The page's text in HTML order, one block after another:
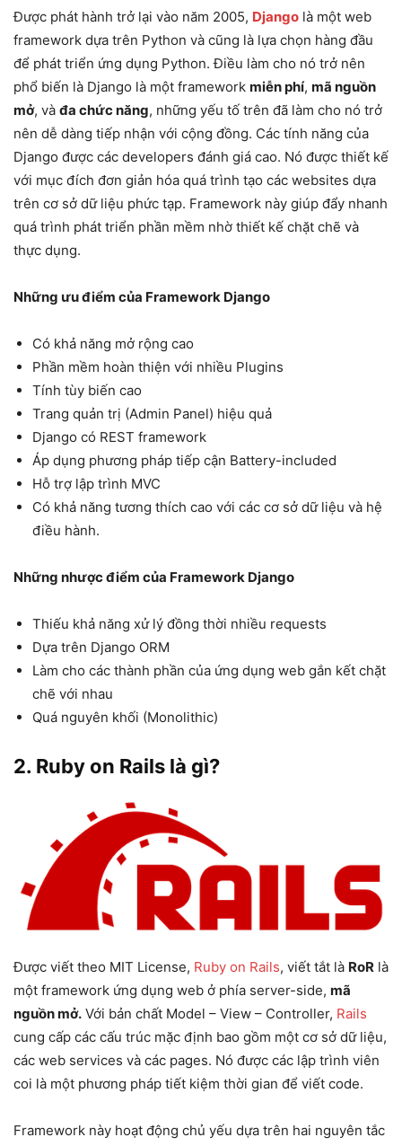
Được phát hành trở lại vào năm 2005, Django là một web
framework dựa trên Python và cũng là lựa chọn hàng đầu
để phát triển ứng dụng Python. Điều làm cho nó trở nên
phổ biến là Django là một framework miễn phí, mã nguồn
mở, và đa chức năng, những yếu tố trên đã làm cho nó trở
nên dễ dàng tiếp nhận với cộng đồng. Các tính năng của
Django được các developers đánh giá cao. Nó được thiết kế
với mục đích đơn giản hóa quá trình tạo các websites dựa
trên cơ sở dữ liệu phức tạp. Framework này giúp đẩy nhanh
quá trình phát triển phần mềm nhờ thiết kế chặt chẽ và
thực dụng.
Những ưu điểm của Framework Django
Có khả năng mở rộng cao
Phần mềm hoàn thiện với nhiều Plugins
Tính tùy biến cao
Trang quản trị (Admin Panel) hiệu quả
Django có REST framework
Áp dụng phương pháp tiếp cận Battery-included
Hỗ trợ lập trình MVC
Có khả năng tương thích cao với các cơ sở dữ liệu và hệ
điều hành.
Những nhược điểm của Framework Django
Thiếu khả năng xử lý đồng thời nhiều requests
Dựa trên Django ORM
Làm cho các thành phần của ứng dụng web gắn kết chặt
chẽ với nhau
Quá nguyên khối (Monolithic)
2. Ruby on Rails là gì?
Được viết theo MIT License, Ruby on Rails, viết tắt là RoR là
một framework ứng dụng web ở phía server-side, mã
nguồn mở. Với bản chất Model – View – Controller, Rails
cung cấp các cấu trúc mặc định bao gồm một cơ sở dữ liệu,
các web services và các pages. Nó được các lập trình viên
coi là một phương pháp tiết kiệm thời gian để viết code.
Framework này hoạt động chủ yếu dựa trên hai nguyên tắc